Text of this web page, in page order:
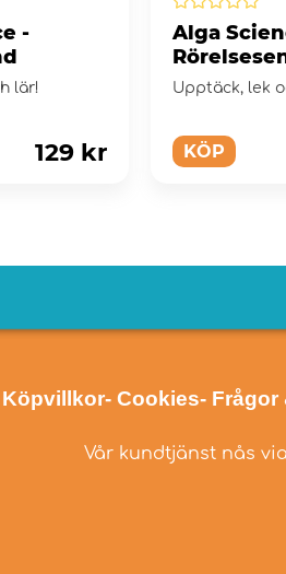
-
lär!
129 kr
Alga
Upptäck, lek
KÖP
Köpvillkor- Cookies- Frågor
Vår kundtjänst nås via